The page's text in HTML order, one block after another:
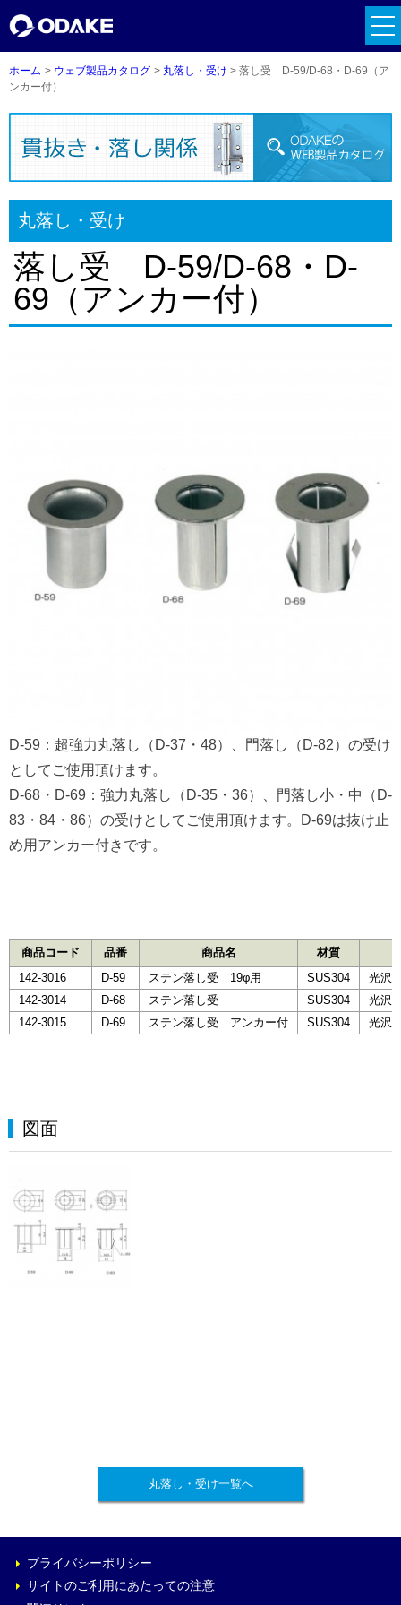
ホーム ウェブ製品カタログ 丸落し・受け
落し受 D-59/D-68・D-69（ア
ンカー付）
丸落し・受け
落し受 D-59/D-68・D-
69（アンカー付）
D-59：超強力丸落し（D-37・48）、門落し（D-82）の受け
としてご使用頂けます。
D-68・D-69：強力丸落し（D-35・36）、門落し小・中（D-
83・84・86）の受けとしてご使用頂けます。D-69は抜け止
め用アンカー付きです。
商品コード 品番 商品名 材質
142-3016
D-59 ステン落し受 19φ用 SUS304
光沢
142-3014
D-68 ステン落し受 SUS304
光沢
142-3015
D-69 ステン落し受 アンカー付 SUS304 光沢
図面
丸落し・受け一覧へ
プライバシーポリシー
サイトのご利用にあたっての注意